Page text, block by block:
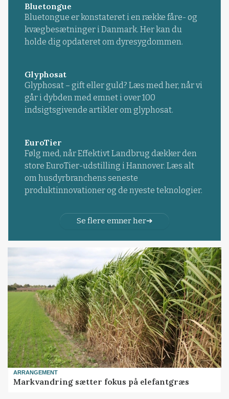
Bluetongue
Bluetongue er konstateret i en række fåre- og
kvægbesætninger i Danmark. Her kan du
holde dig opdateret om dyresygdommen.
Glyphosat
Glyphosat – gift eller guld? Læs med her, når vi
går i dybden med emnet i over 100
indsigtsgivende artikler om glyphosat.
EuroTier
Følg med, når Effektivt Landbrug dækker den
store EuroTier-udstilling i Hannover. Læs alt
om husdyrbranchens seneste
produktinnovationer og de nyeste teknologier.
Se flere emner her
ARRANGEMENT
Markvandring sætter fokus på elefantgræs